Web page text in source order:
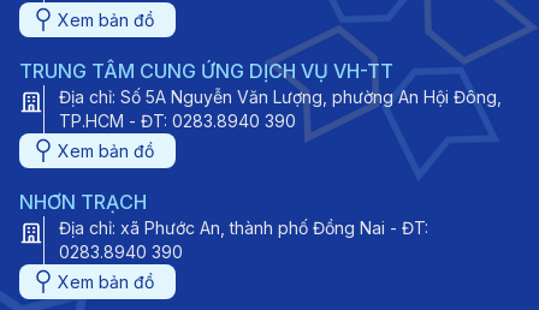
Xem bản đồ
TRUNG TÂM CUNG ỨNG DỊCH VỤ VH-TT
Địa chỉ: Số 5A Nguyễn Văn Lượng, phường An Hội Đông,
TP.HCM - ĐT: 0283.8940 390
Xem bản đồ
NHƠN TRẠCH
Địa chỉ: xã Phước An, thành phố Đồng Nai - ĐT:
0283.8940 390
Xem bản đồ